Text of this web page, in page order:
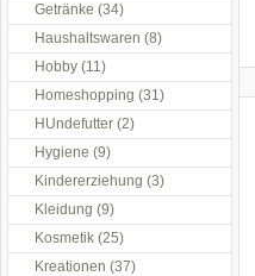
Getränke (34)
Haushaltswaren (8)
Hobby (11)
Homeshopping (31)
HUndefutter (2)
Hygiene (9)
Kindererziehung (3)
Kleidung (9)
Kosmetik (25)
Kreationen (37)